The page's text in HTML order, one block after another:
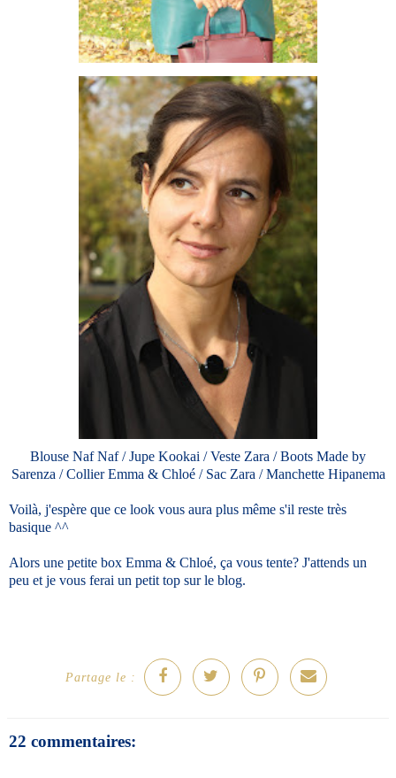
Blouse Naf Naf / Jupe Kookai / Veste Zara / Boots Made by
Sarenza / Collier Emma & Chloé / Sac Zara / Manchette Hipanema
Voilà, j'espère que ce look vous aura plus même s'il reste très
basique ^^
Alors une petite box Emma & Chloé, ça vous tente? J'attends un
peu et je vous ferai un petit top sur le blog.
Partage le :
22 commentaires: